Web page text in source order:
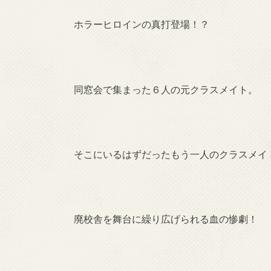
ホラーヒロインの真打登場！？
同窓会で集まった６人の元クラスメイト。
そこにいるはずだったもう一人のクラスメイ
廃校舎を舞台に繰り広げられる血の惨劇！